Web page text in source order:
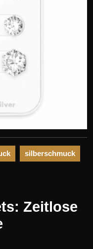
silberschmuck
Zeitlose